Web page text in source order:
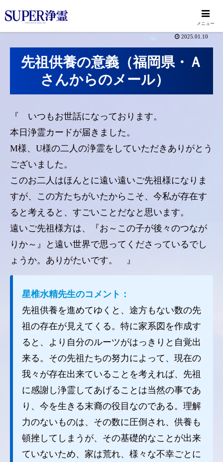
2025.01.10
先祖供養の意義（福岡県・Ａ
さんからのメール）
『 いつもお世話になっております。
本日浄霊カードが届きました。
M様、U様の二人の浄霊をしていただきありがとう
ございました。
このお二人はほんとに遠い遠いご先祖様になりま
すが、この方たちがいたからこそ、今私が存在す
ると考えると、すごいことだなと思います。
遠いご先祖様方は、『お～この子が後々のつなが
りか～』と遠い世界で思ってくださっているでし
ょうか。ありがたいです。 』
星椎水精先生のコメント：
先祖供養を進めてゆくと、途方もない数の先
祖の存在が見えてくる。特に家系図を作成す
ると、より自分のルーツがはっきりと自覚出
来る。その先祖たちの努力によって、現在の
我々が存在出来ていることを考えれば、先祖
に感謝し浄霊してあげることは当然の事であ
り、今を生きる末裔の役目なのである。理解
力のないものは、その数に圧倒され、供養も
頓挫してしまうが、その基礎的なことが出来
ていないため、家は荒れ、様々な不幸ごとに
メニュー